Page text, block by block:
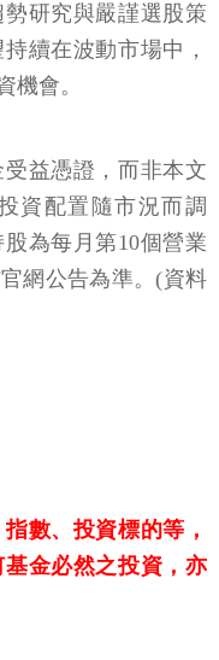
研究與嚴謹選股策
續在波動市場中，
機會。
益憑證，而非本文
資配置隨市況而調
為每月第10個營業
網公告為準。(資料
數、投資標的等，
金必然之投資，亦